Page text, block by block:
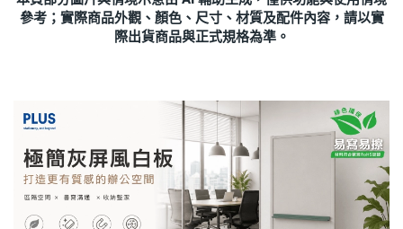
參考；實際商品外觀、顏色、尺寸、材質及配件內容，請以實
際出貨商品與正式規格為準。